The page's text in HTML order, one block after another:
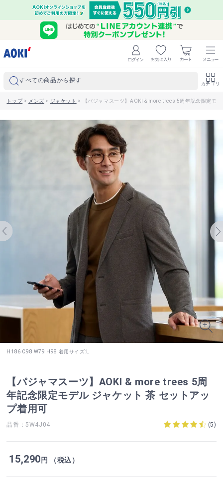
すべての商品から探す カテゴリ
トップ> メンズ > ジャケット > 【パジャマスーツ】AOKI & more trees 5周年記念限定モ
H186 C98 W79 H98 着用サイズ:L
【パジャマスーツ】AOKI & more trees 5周
年記念限定モデル ジャケット 茶 セットアッ
プ着用可
品番：5W4J04 (5)
15,290円 （税込）